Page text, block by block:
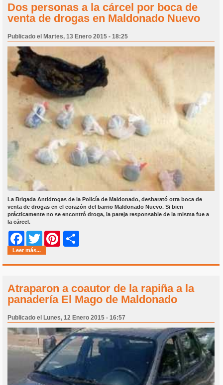
Dos personas a la cárcel por boca de
venta de drogas en Maldonado Nuevo
Publicado el Martes, 13 Enero 2015 - 18:25
La Brigada Antidrogas de la Policía de Maldonado, desbarató otra boca de
venta de drogas en el corazón del barrio Maldonado Nuevo. Si bien
prácticamente no se encontró droga, la pareja responsable de la misma fue a
la cárcel.
Facebook
Twitter Pinterest
Leer más...
Atraparon a coautor de la rapiña a la
panadería El Mago de Maldonado
Publicado el Lunes, 12 Enero 2015 - 16:57